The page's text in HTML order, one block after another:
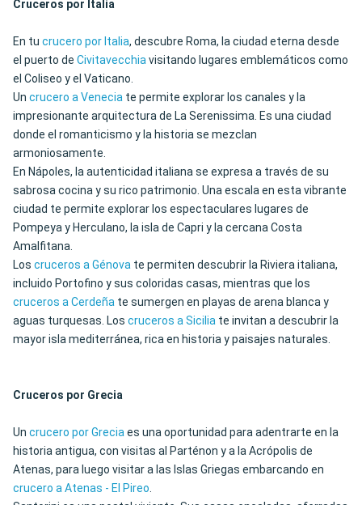
Cruceros por Italia
En tu crucero por Italia, descubre Roma, la ciudad eterna desde
el puerto de Civitavecchiavisitando lugares emblemáticos como
el Coliseo y el Vaticano.
Un crucero a Venecia te permite explorar los canales y la
impresionante arquitectura de La Serenissima. Es una ciudad
donde el romanticismo y la historia se mezclan
armoniosamente.
En Nápoles, la autenticidad italiana se expresa a través de su
sabrosa cocina y su rico patrimonio. Una escala en esta vibrante
ciudad te permite explorar los espectaculares lugares de
Pompeya y Herculano, la isla de Capri y la cercana Costa
Amalfitana.
Los cruceros a Génova te permiten descubrir la Riviera italiana,
incluido Portofino y sus coloridas casas, mientras que los
cruceros a Cerdeña te sumergen en playas de arena blanca y
aguas turquesas. Los cruceros a Sicilia te invitan a descubrir la
mayor isla mediterránea, rica en historia y paisajes naturales.
Cruceros por Grecia
Un crucero por Greciaes una oportunidad para adentrarte en la
historia antigua, con visitas al Parténon y a la Acrópolis de
Atenas, para luego visitar a las Islas Griegas embarcando en
crucero a Atenas - El Pireo.